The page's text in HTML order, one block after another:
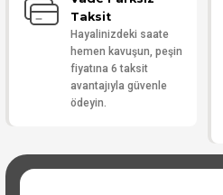
Taksit
Hayalinizdeki saate
hemen kavuşun, peşin
fiyatına 6 taksit
avantajıyla güvenle
ödeyin.